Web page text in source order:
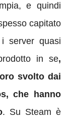
e quindi
capitato
server quasi
in se,
svolto dai
che hanno
. Su Steam è